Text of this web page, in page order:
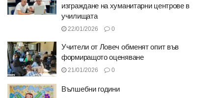
изграждане на хуманитарни центрове в
училищата
22/01/2026 0
Учители от Ловеч обменят опит във
формиращото оценяване
21/01/2026 0
Вълшебни години